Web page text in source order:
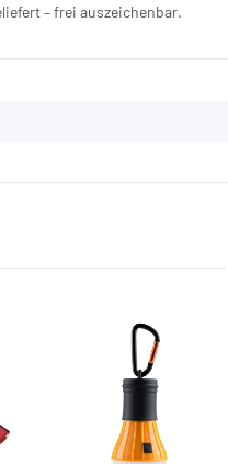
– frei auszeichenbar.